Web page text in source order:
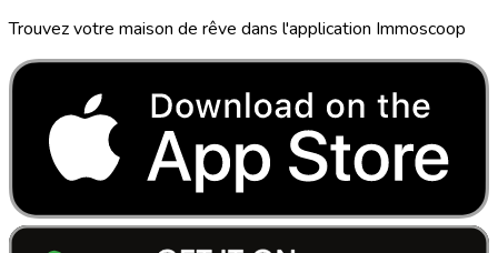
Trouvez votre maison de rêve dans l'application Immoscoop